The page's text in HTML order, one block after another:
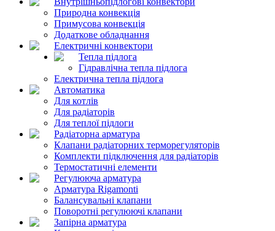
Природна конвекція
Примусова конвекція
Додаткове обладнання
Електричні конвектори
Тепла підлога
Гідравлічна тепла підлога
Електрична тепла підлога
Автоматика
Для котлів
Для радіаторів
Для теплої підлоги
Радіаторна арматура
Клапани радіаторних терморегуляторів
Комплекти підключення для радіаторів
Термостатичні елементи
Регулююча арматура
Арматура Rigamonti
Балансувальні клапани
Поворотні регулюючі клапани
Запірна арматура